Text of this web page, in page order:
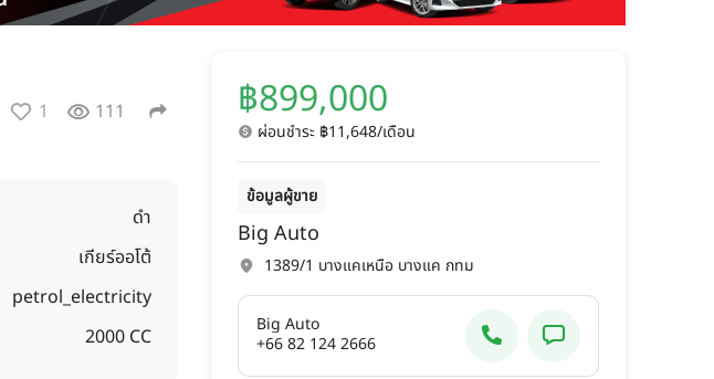
1 111
ดำ
เกียร์ออโต้
petrol_electricity
2000 CC
฿899,000
ผ่อนชำระ ฿11,648/เดือน
ข้อมูลผู้ขาย
Big Auto
1389/1 บางแคเหนือ บางแค กทม
Big Auto
+66 82 124 2666